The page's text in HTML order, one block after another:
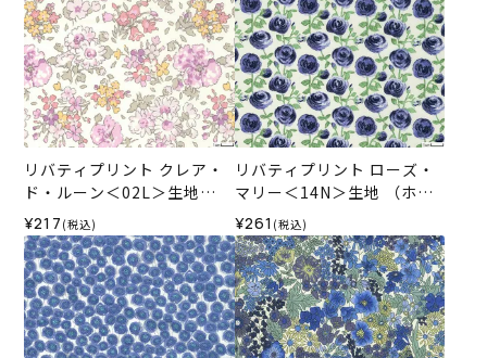
リバティプリント クレア・
ド・ルーン＜02L＞生地
（ホビーラホビーレオリジ
ナル）2024SS
¥217 (税込)
リバティプリント ローズ・
マリー＜14N＞生地 （ホビ
ーラホビーレオリジナル）2
025SS
¥261 (税込)